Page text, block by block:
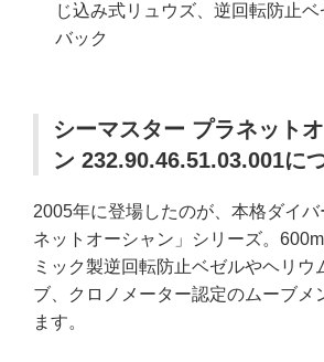
じ込み式リュウズ、逆回転防止
バック
シーマスター プラネット
ン 232.90.46.51.03.001に
2005年に登場したのが、本格ダイ
ネットオーシャン」シリーズ。
ミック製逆回転防止ベゼルやヘリウ
ブ、クロノメーター認定のムーブメ
ます。